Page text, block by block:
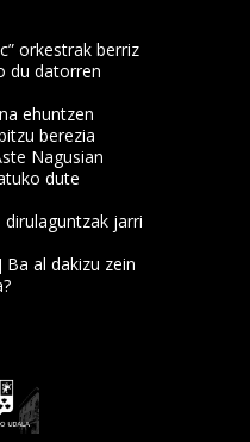
orkestrak berriz
du datorren
ehuntzen
berezia
Nagusian
dute
jarri
Ba al dakizu zein